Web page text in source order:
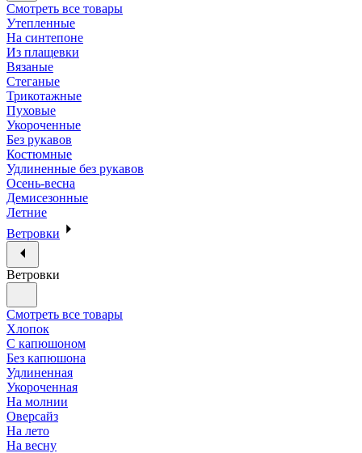
Смотреть все товары
Утепленные
На синтепоне
Из плащевки
Вязаные
Стеганые
Трикотажные
Пуховые
Укороченные
Без рукавов
Костюмные
Удлиненные без рукавов
Осень-весна
Демисезонные
Летние
Ветровки
Ветровки
Смотреть все товары
Хлопок
С капюшоном
Без капюшона
Удлиненная
Укороченная
На молнии
Оверсайз
На лето
На весну